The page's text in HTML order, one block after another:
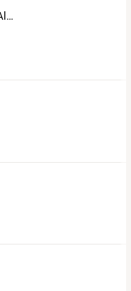
Le blog de terres d'Aligre